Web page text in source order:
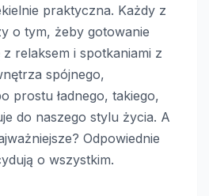
praktyczna. Każdy z
o tym, żeby gotowanie
z relaksem i spotkaniami z
spójnego,
prostu ładnego, takiego,
do naszego stylu życia. A
Odpowiednie
o wszystkim.